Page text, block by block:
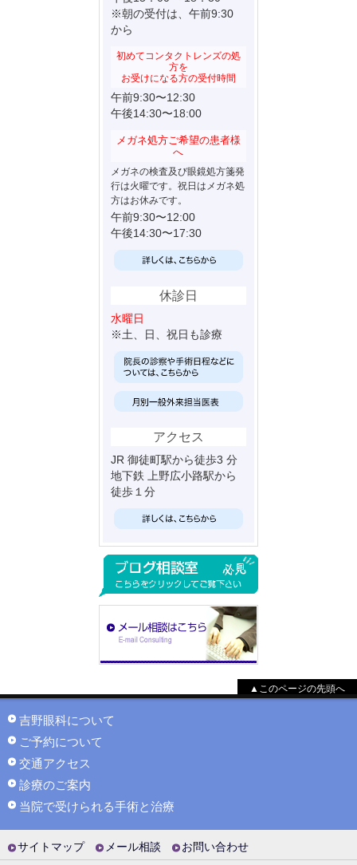
※朝の受付は、午前9:30
から
初めてコンタクトレンズの処
方を
お受けになる方の受付時間
午前9:30〜12:30
午後14:30〜18:00
メガネ処方ご希望の患者様
へ
メガネの検査及び眼鏡処方箋発
行は火曜です。祝日はメガネ処
方はお休みです。
午前9:30〜12:00
午後14:30〜17:30
休診日
水曜日
※土、日、祝日も診療
アクセス
JR 御徒町駅から徒歩3 分
地下鉄 上野広小路駅から
徒歩１分
▲このページの先頭へ
吉野眼科について
ご予約について
交通アクセス
診療のご案内
当院で受けられる手術と治療
サイトマップ メール相談 お問い合わせ